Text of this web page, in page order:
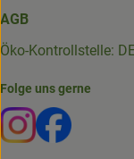
AGB
Öko-Kontrollstelle:
Folge uns gerne
Externer Link
Externer